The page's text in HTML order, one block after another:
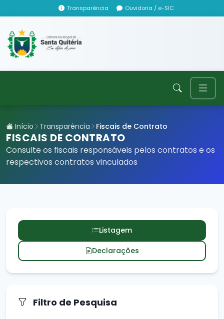
Transparência Ouvidoria / e-SIC
Início Transparência Fiscais de Contrato
FISCAIS DE CONTRATO
Consulte os fiscais responsáveis pelos contratos e os
respectivos contratos vinculados
Listagem
Declarações
Filtro de Pesquisa